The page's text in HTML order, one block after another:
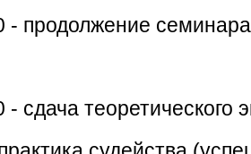
- продолжение семинара
- сдача теоретического